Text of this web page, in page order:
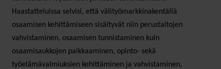
Haastatteluissa selvisi, että välityömarkkinakentällä
osaamisen kehittämiseen sisältyvät niin perustaitojen
vahvistaminen, osaamisen tunnistaminen kuin
osaamisaukkojen paikkaaminen, opinto- sekä
työelämävalmiuksien kehittäminen ja vahvistaminen,